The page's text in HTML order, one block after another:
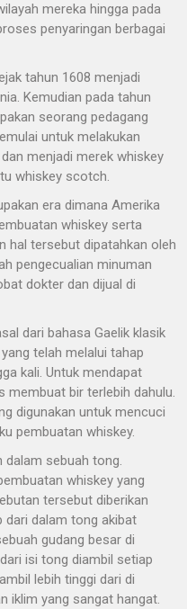
mereka hingga pada
penyaringan berbagai
tahun 1608 menjadi
Kemudian pada tahun
seorang pedagang
untuk melakukan
menjadi merek whiskey
whiskey scotch.
era dimana Amerika
whiskey serta
hal tersebut dipatahkan oleh
pengecualian minuman
dokter dan dijual di
dari bahasa Gaelik klasik
telah melalui tahap
kali. Untuk mendapat
membuat bir terlebih dahulu.
digunakan untuk mencuci
pembuatan whiskey.
dalam sebuah tong.
whiskey yang
tersebut diberikan
dari dalam tong akibat
gudang besar di
isi tong diambil setiap
lebih tinggi dari di
iklim yang sangat hangat.